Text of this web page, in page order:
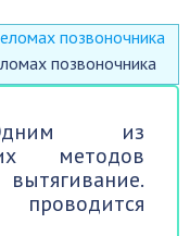
позвоночника
из
методов